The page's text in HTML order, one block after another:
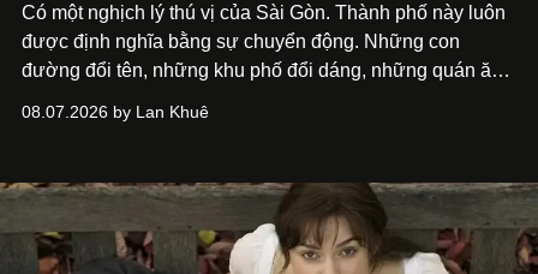
Có một nghịch lý thú vị của Sài Gòn. Thành phố này luôn
được định nghĩa bằng sự chuyển động. Những con
đường đổi tên, những khu phố đổi dáng, những quán ăn
nói về cái mới, về xu hướng tiếp theo, về những điều
08.07.2026 by Lan Khuê